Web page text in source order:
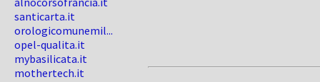
santicarta.it
orologicomunemil...
opel-qualita.it
mybasilicata.it
mothertech.it